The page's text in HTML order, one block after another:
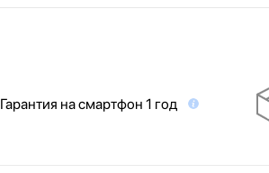
Гарантия на смартфон 1 год